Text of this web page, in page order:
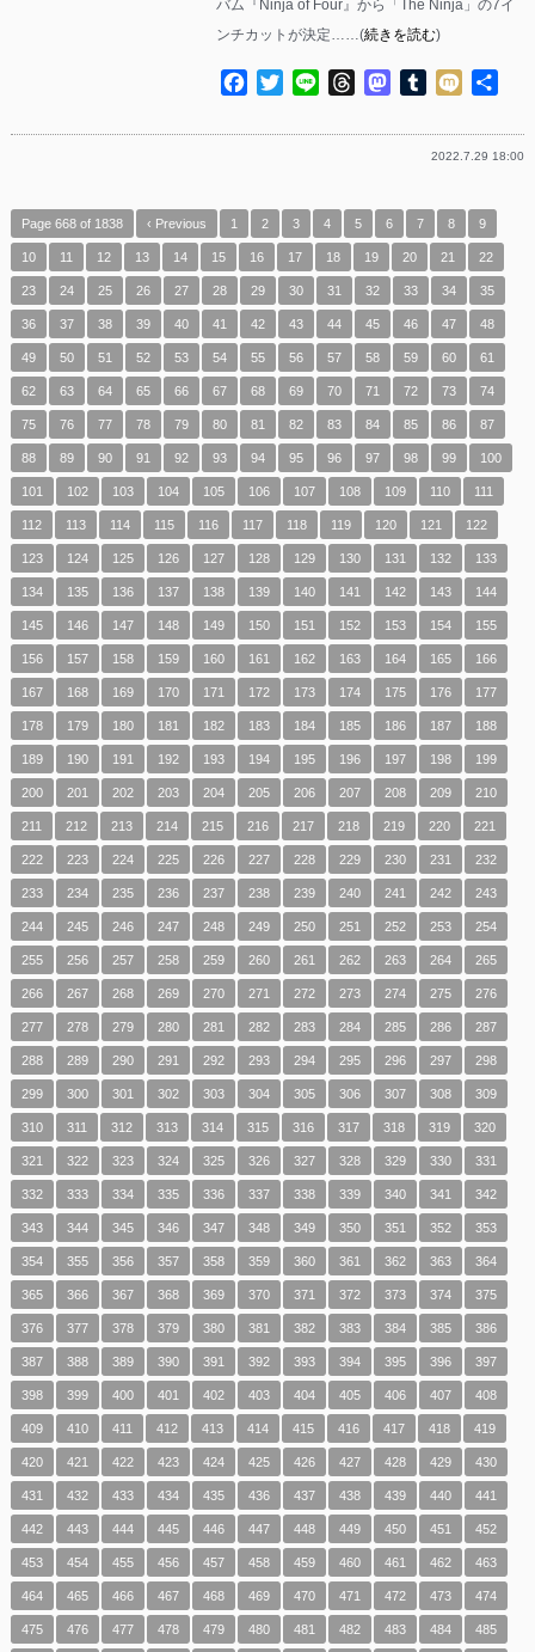
バム『Ninja of Four』から「The Ninja」の7イ
ンチカットが決定……(続きを読む)
Facebook
TwitterLine ThreadsMastodon
Tumblr
Mixi
2022.7.29 18:00
Page 668 of 1838 ‹ Previous 1 2 3 4 5 6 7 8 9
10 11 12 13 14 15 16 17 18 19 20 21 22
23 24 25 26 27 28 29 30 31 32 33 34 35
36 37 38 39 40 41 42 43 44 45 46 47 48
49 50 51 52 53 54 55 56 57 58 59 60 61
62 63 64 65 66 67 68 69 70 71 72 73 74
75 76 77 78 79 80 81 82 83 84 85 86 87
88 89 90 91 92 93 94 95 96 97 98 99 100
101 102 103 104 105 106 107 108 109 110 111
112 113 114 115 116 117 118 119 120 121 122
123 124 125 126 127 128 129 130 131 132 133
134 135 136 137 138 139 140 141 142 143 144
145 146 147 148 149 150 151 152 153 154 155
156 157 158 159 160 161 162 163 164 165 166
167 168 169 170 171 172 173 174 175 176 177
178 179 180 181 182 183 184 185 186 187 188
189 190 191 192 193 194 195 196 197 198 199
200 201 202 203 204 205 206 207 208 209 210
211 212 213 214 215 216 217 218 219 220 221
222 223 224 225 226 227 228 229 230 231 232
233 234 235 236 237 238 239 240 241 242 243
244 245 246 247 248 249 250 251 252 253 254
255 256 257 258 259 260 261 262 263 264 265
266 267 268 269 270 271 272 273 274 275 276
277 278 279 280 281 282 283 284 285 286 287
288 289 290 291 292 293 294 295 296 297 298
299 300 301 302 303 304 305 306 307 308 309
310 311 312 313 314 315 316 317 318 319 320
321 322 323 324 325 326 327 328 329 330 331
332 333 334 335 336 337 338 339 340 341 342
343 344 345 346 347 348 349 350 351 352 353
354 355 356 357 358 359 360 361 362 363 364
365 366 367 368 369 370 371 372 373 374 375
376 377 378 379 380 381 382 383 384 385 386
387 388 389 390 391 392 393 394 395 396 397
398 399 400 401 402 403 404 405 406 407 408
409 410 411 412 413 414 415 416 417 418 419
420 421 422 423 424 425 426 427 428 429 430
431 432 433 434 435 436 437 438 439 440 441
442 443 444 445 446 447 448 449 450 451 452
453 454 455 456 457 458 459 460 461 462 463
464 465 466 467 468 469 470 471 472 473 474
475 476 477 478 479 480 481 482 483 484 485